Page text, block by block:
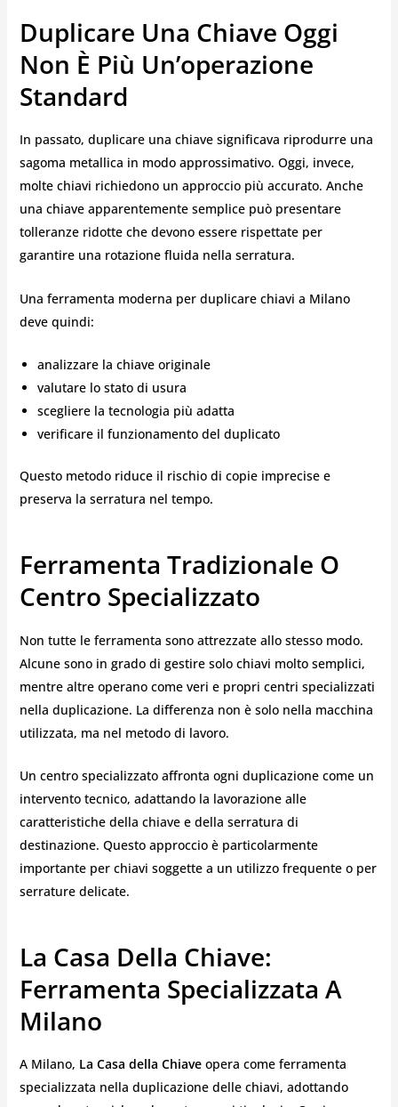
Duplicare Una Chiave Oggi
Non È Più Un’operazione
Standard
In passato, duplicare una chiave significava riprodurre una
sagoma metallica in modo approssimativo. Oggi, invece,
molte chiavi richiedono un approccio più accurato. Anche
una chiave apparentemente semplice può presentare
tolleranze ridotte che devono essere rispettate per
garantire una rotazione fluida nella serratura.
Una ferramenta moderna per duplicare chiavi a Milano
deve quindi:
analizzare la chiave originale
valutare lo stato di usura
scegliere la tecnologia più adatta
verificare il funzionamento del duplicato
Questo metodo riduce il rischio di copie imprecise e
preserva la serratura nel tempo.
Ferramenta Tradizionale O
Centro Specializzato
Non tutte le ferramenta sono attrezzate allo stesso modo.
Alcune sono in grado di gestire solo chiavi molto semplici,
mentre altre operano come veri e propri centri specializzati
nella duplicazione. La differenza non è solo nella macchina
utilizzata, ma nel metodo di lavoro.
Un centro specializzato affronta ogni duplicazione come un
intervento tecnico, adattando la lavorazione alle
caratteristiche della chiave e della serratura di
destinazione. Questo approccio è particolarmente
importante per chiavi soggette a un utilizzo frequente o per
serrature delicate.
La Casa Della Chiave:
Ferramenta Specializzata A
Milano
A Milano, La Casa della Chiaveopera come ferramenta
specializzata nella duplicazione delle chiavi, adottando